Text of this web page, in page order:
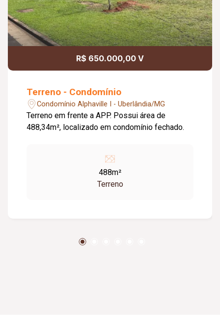
R$ 650.000,00 V
Terreno - Condomínio
Condomínio Alphaville I - Uberlândia/MG
Terreno em frente a APP. Possui área de
488,34m², localizado em condomínio fechado.
488m²
Terreno